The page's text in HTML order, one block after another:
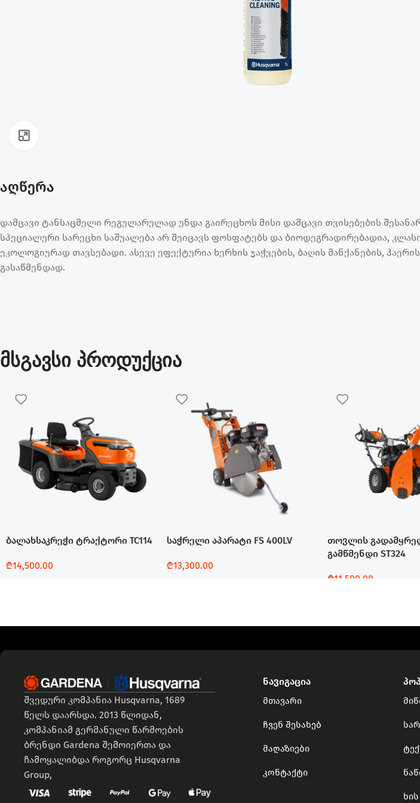
აღწერა
დამცავი ტანსაცმელი რეგულარულად უნდა გაირეცხოს მისი დამცავი თვისებების
სპეციალური სარეცხი საშუალება არ შეიცავს ფოსფატებს და ბიოდეგრადირებადია,
ეკოლოგიურად თავსებადი. ასევე ეფექტურია ხერხის ჯაჭვების, ბაღის მანქანების,
გასაწმენდად.
მსგავსი პროდუქცია
ბალახსაკრეჭი ტრაქტორი TC114
₾14,500.00
საჭრელი აპარატი FS 400LV
₾13,300.00
თოვლის
გამწმენდი ST324
₾11,500.00
შვედური კომპანია Husqvarna, 1689
წელს დაარსდა. 2013 წლიდან,
კომპანიამ გერმანული წარმოების
ბრენდი Gardena შემოიერთა და
ჩამოყალიბდა როგორც Husqvarna
Group,
ნავიგაცია
მთავარი
ჩვენ შესახებ
მაღაზიები
კონტაქტი